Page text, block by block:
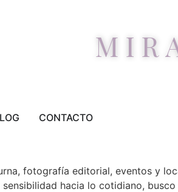
CONTACTO
fotografía editorial, eventos y
hacia lo cotidiano,